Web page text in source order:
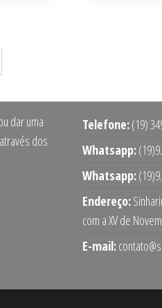
dar uma
dos
Telefone:(19)
Whatsapp:
Whatsapp:
Endereço:
com a XV de
E-mail: